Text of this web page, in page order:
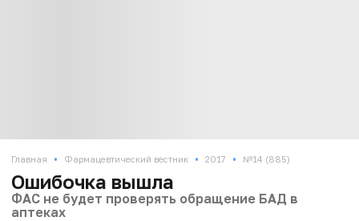
Главная • Фармацевтический вестник • 2017 • №14 (885)
Ошибочка вышла
ФАС не будет проверять обращение БАД в
аптеках